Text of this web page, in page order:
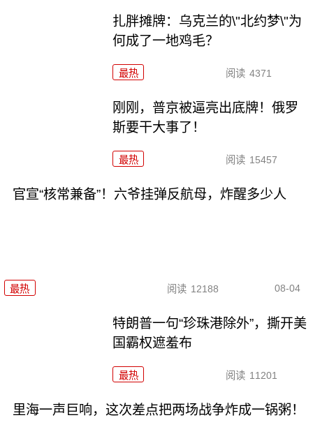
扎胖摊牌：乌克兰的\"北约梦\"为
何成了一地鸡毛？
最热 阅读 4371
刚刚，普京被逼亮出底牌！俄罗
斯要干大事了！
最热 阅读 15457
官宣“核常兼备”！六爷挂弹反航母，炸醒多少人
最热 阅读 12188 08-04
特朗普一句“珍珠港除外”，撕开美
国霸权遮羞布
最热 阅读 11201
里海一声巨响，这次差点把两场战争炸成一锅粥！